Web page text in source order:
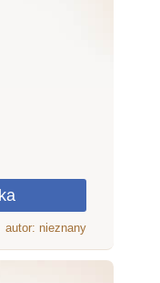
autor: nieznany